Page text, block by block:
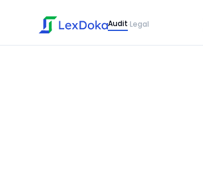
Audit·Legal